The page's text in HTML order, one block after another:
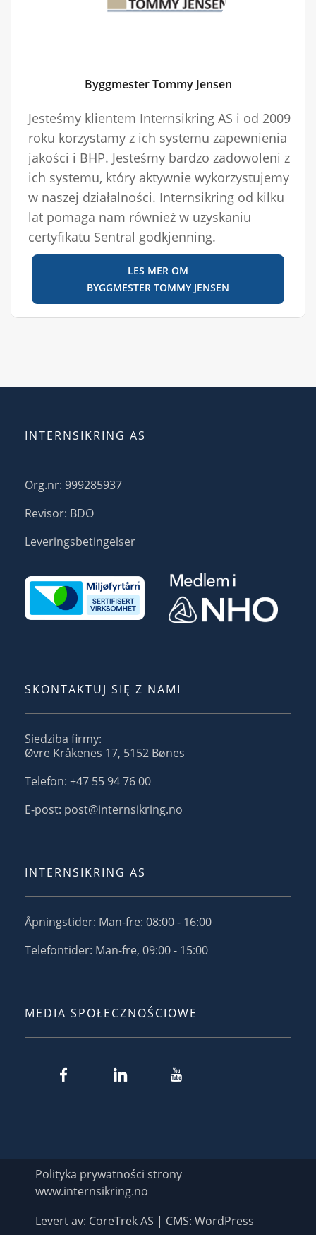
Byggmester Tommy Jensen
Jesteśmy klientem Internsikring AS i od 2009
roku korzystamy z ich systemu zapewnienia
jakości i BHP. Jesteśmy bardzo zadowoleni z
ich systemu, który aktywnie wykorzystujemy
w naszej działalności. Internsikring od kilku
lat pomaga nam również w uzyskaniu
certyfikatu Sentral godkjenning.
LES MER OM
BYGGMESTER TOMMY JENSEN
INTERNSIKRING AS
Org.nr: 999285937
Revisor: BDO
Leveringsbetingelser
SKONTAKTUJ SIĘ Z NAMI
Siedziba firmy:
Øvre Kråkenes 17, 5152 Bønes
Telefon: +47 55 94 76 00
E-post: post@internsikring.no
INTERNSIKRING AS
Åpningstider: Man-fre: 08:00 - 16:00
Telefontider: Man-fre, 09:00 - 15:00
MEDIA SPOŁECZNOŚCIOWE
Polityka prywatności strony
www.internsikring.no
Levert av: CoreTrek AS | CMS: WordPress